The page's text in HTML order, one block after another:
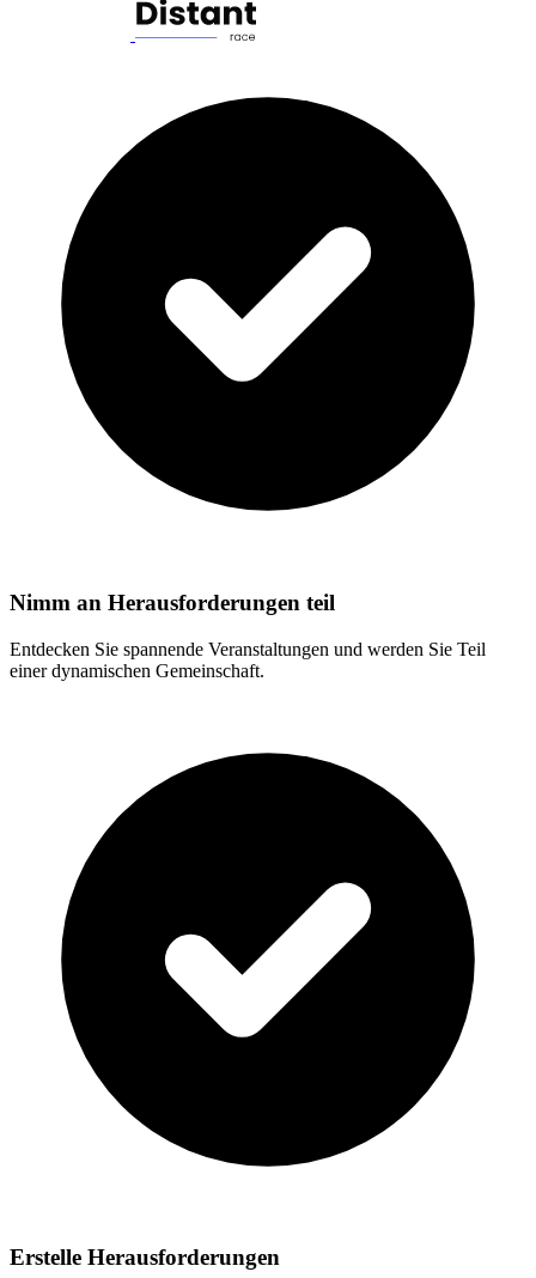
Nimm an Herausforderungen teil
Entdecken Sie spannende Veranstaltungen und werden Sie Teil
einer dynamischen Gemeinschaft.
Erstelle Herausforderungen